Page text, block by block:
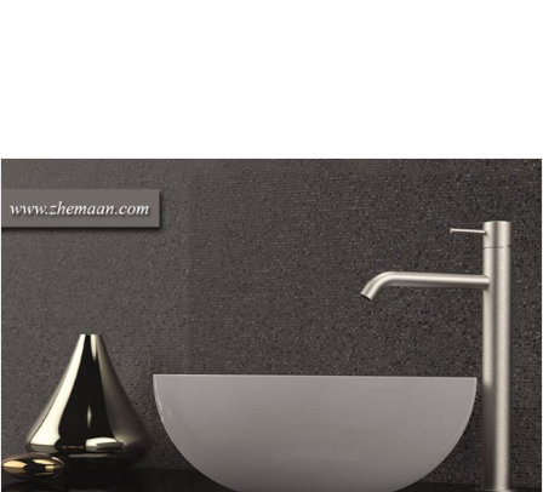
بررسی شیرآلات استیل ایتالیایی کالکشن Tokyo
بلاگ